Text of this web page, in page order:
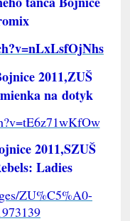
2011,ZUŠ
na dotyk
2011,SZUŠ
Ladies
ZU%C5%A0-